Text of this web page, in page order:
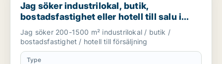
Jag söker industrilokal, butik,
bostadsfastighet eller hotell till salu i
Norrtälje, Håbo eller Knivsta m.fl.
Jag söker 200-1500 m² industrilokal / butik /
bostadsfastighet / hotell till försäljning
Type